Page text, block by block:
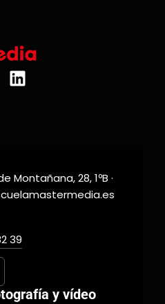
Montañana, 28, 1ºB ·
39
y vídeo